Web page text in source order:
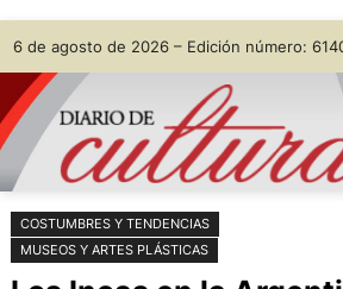
Saltar
al
contenido
Skip
to
content
6 de agosto de 2026 – Edición número:
COSTUMBRES Y TENDENCIAS
MUSEOS Y ARTES PLÁSTICAS